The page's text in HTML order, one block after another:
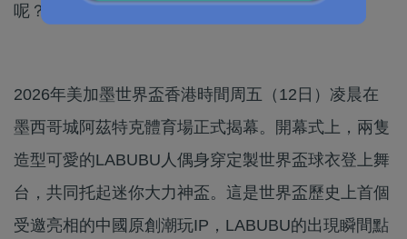
呢？//
2026年美加墨世界盃香港時間周五（12日）凌晨在
墨西哥城阿茲特克體育場正式揭幕。開幕式上，兩隻
造型可愛的LABUBU人偶身穿定製世界盃球衣登上舞
台，共同托起迷你大力神盃。這是世界盃歷史上首個
受邀亮相的中國原創潮玩IP，LABUBU的出現瞬間點